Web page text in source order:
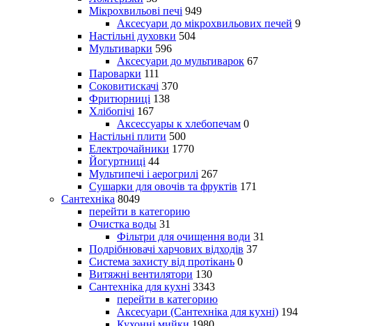
Мікрохвильові печі 949
Аксесуари до мікрохвильових печей 9
Настільні духовки 504
Мультиварки 596
Аксесуари до мультиварок 67
Пароварки 111
Соковитискачі 370
Фритюрниці 138
Хлібопічі 167
Аксессуары к хлебопечам 0
Настільні плити 500
Електрочайники 1770
Йогуртниці 44
Мультипечі і аерогрилі 267
Сушарки для овочів та фруктів 171
Сантехніка 8049
перейти в категорию
Очистка воды 31
Фільтри для очищення води 31
Подрібнювачі харчових відходів 37
Система захисту від протікань 0
Витяжні вентилятори 130
Сантехніка для кухні 3343
перейти в категорию
Аксесуари (Сантехніка для кухні) 194